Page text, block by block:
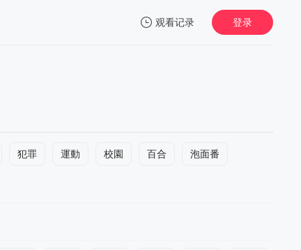
观看记录 登录
犯罪 運動 校園 百合 泡面番